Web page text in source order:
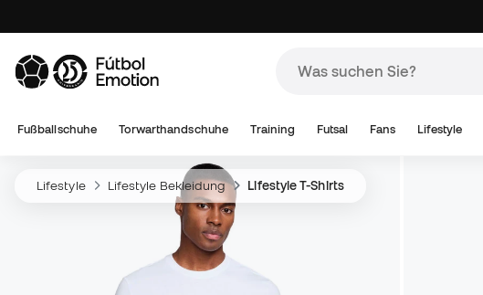
Fußballschuhe Torwarthandschuhe Training Futsal Fans Lifestyle
Lifestyle Lifestyle Bekleidung Lifestyle T-Shirts